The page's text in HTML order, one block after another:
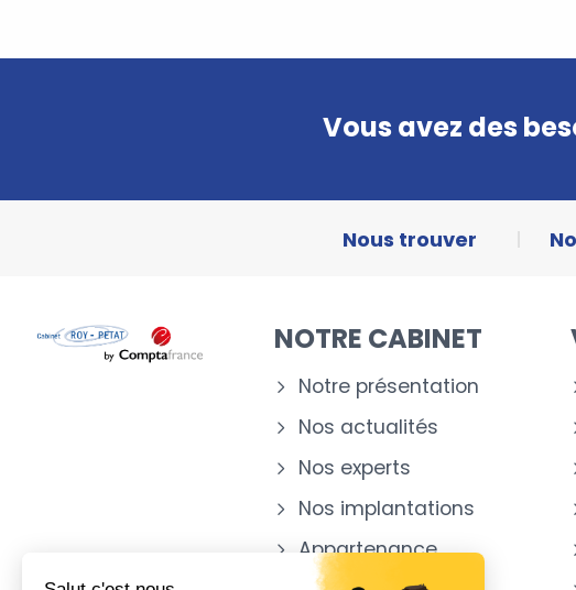
Vous avez des
Nous trouver
NOTRE CABINET
Notre présentation
Nos actualités
Nos experts
Nos implantations
Appartenance